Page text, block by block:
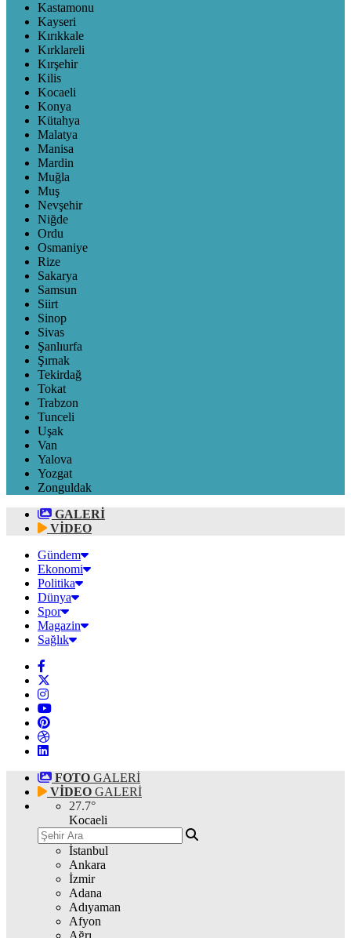
Kastamonu
Kayseri
Kırıkkale
Kırklareli
Kırşehir
Kilis
Kocaeli
Konya
Kütahya
Malatya
Manisa
Mardin
Muğla
Muş
Nevşehir
Niğde
Ordu
Osmaniye
Rize
Sakarya
Samsun
Siirt
Sinop
Sivas
Şanlıurfa
Şırnak
Tekirdağ
Tokat
Trabzon
Tunceli
Uşak
Van
Yalova
Yozgat
Zonguldak
GALERİ
VİDEO
Gündem
Ekonomi
Politika
Dünya
Spor
Magazin
Sağlık
FOTO GALERİ
VİDEO GALERİ
27.7°
Kocaeli
İstanbul
Ankara
İzmir
Adana
Adıyaman
Afyon
Ağrı